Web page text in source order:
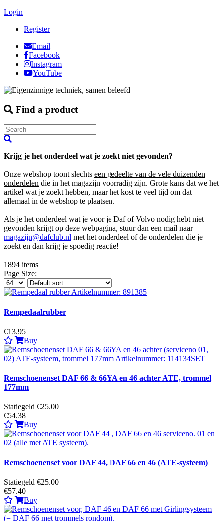
Login
Register
Email
Facebook
Instagram
YouTube
Find a product
Krijg je het onderdeel wat je zoekt niet gevonden?
Onze webshop toont slechts een gedeelte van de vele duizenden
onderdelen die in het magazijn voorradig zijn. Grote kans dat we het
artikel wat je zoekt hebben, maar het kost te veel tijd om dat
allemaal in de webshop te plaatsen.
Als je het onderdeel wat je voor je Daf of Volvo nodig hebt niet
gevonden krijgt op deze webpagina, stuur dan een mail naar
magazijn@dafclub.nl met het onderdeel of de onderdelen die je
zoekt en dan krijg je spoedig reactie!
1894 items
Page Size:
Rempedaalrubber
€13.95
Buy
Remschoenenset DAF 66 & 66YA en 46 achter ATE, trommel
177mm
Statiegeld €25.00
€54.38
Buy
Remschoenenset voor DAF 44, DAF 66 en 46 (ATE-systeem)
Statiegeld €25.00
€57.40
Buy